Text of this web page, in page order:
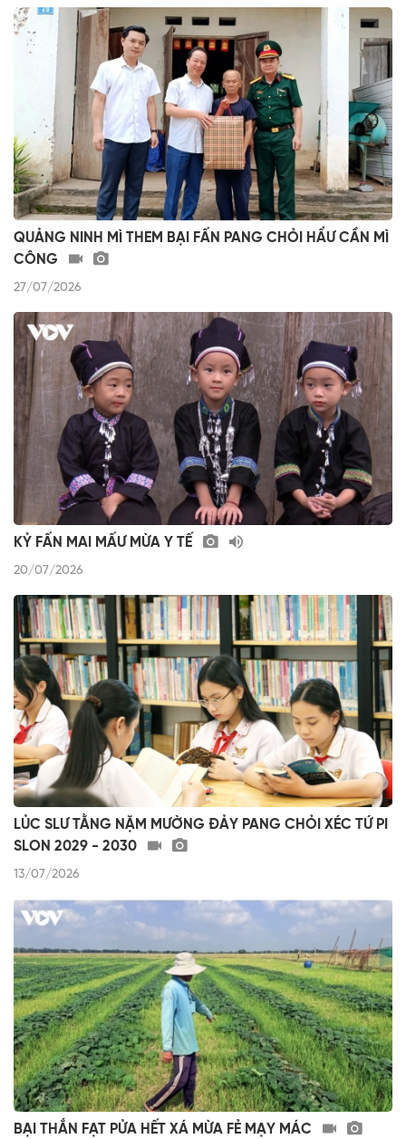
QUẢNG NINH MÌ THEM BẠI FẤN PANG CHỎI HẨƯ CẦN MÌ
CÔNG
27/07/2026
KỶ FẤN MAI MẤƯ MỪA Y TẾ
20/07/2026
LỦC SLƯ TẰNG NẶM MƯỜNG ĐẢY PANG CHỎI XÉC TỨ PI
SLON 2029 - 2030
13/07/2026
BẠI THẮN FẠT PỬA HẾT XÁ MỪA FẺ MẠY MÁC